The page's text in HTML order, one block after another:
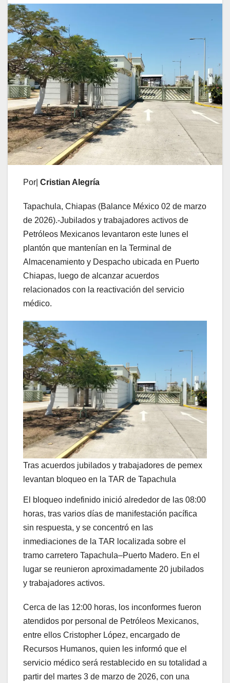
Por| Cristian Alegría
Tapachula, Chiapas (Balance México 02 de marzo
de 2026).-Jubilados y trabajadores activos de
Petróleos Mexicanos levantaron este lunes el
plantón que mantenían en la Terminal de
Almacenamiento y Despacho ubicada en Puerto
Chiapas, luego de alcanzar acuerdos
relacionados con la reactivación del servicio
médico.
Tras acuerdos jubilados y trabajadores de pemex
levantan bloqueo en la TAR de Tapachula
El bloqueo indefinido inició alrededor de las 08:00
horas, tras varios días de manifestación pacífica
sin respuesta, y se concentró en las
inmediaciones de la TAR localizada sobre el
tramo carretero Tapachula–Puerto Madero. En el
lugar se reunieron aproximadamente 20 jubilados
y trabajadores activos.
Cerca de las 12:00 horas, los inconformes fueron
atendidos por personal de Petróleos Mexicanos,
entre ellos Cristopher López, encargado de
Recursos Humanos, quien les informó que el
servicio médico será restablecido en su totalidad a
partir del martes 3 de marzo de 2026, con una